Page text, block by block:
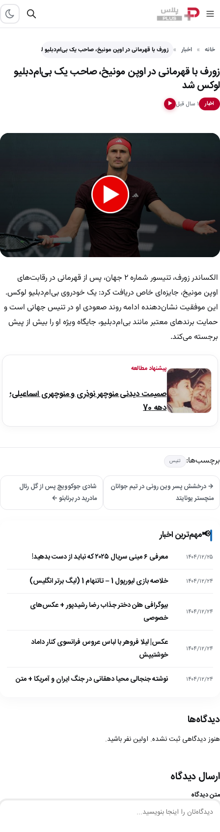
خانه اخبار زورف با قهرمانی در اوپن مونیخ، صاحب یک بی‌ام‌دبلیو لوکس…
زورف با قهرمانی در اوپن مونیخ، صاحب یک بی‌ام‌دبلیو
لوکس شد
اخبار ۱ سال قبل ▶
minute,
12
seconds
الکساندر زورف، تنیسور شماره ۲ جهان، پس از قهرمانی در رقابت‌های
اوپن مونیخ، جایزه‌ای خاص دریافت کرد: یک خودروی بی‌ام‌دبلیو لوکس.
این موفقیت نشان‌دهنده ادامه روند صعودی او در تنیس جهانی است و
حمایت برندهای معتبر مانند بی‌ام‌دبلیو، جایگاه ویژه او را بیش از پیش
برجسته می‌کند.
پیشنهاد مطالعه
صمیمت دیدنی منوچهر نوذری و منوچهری اسماعیلی؛
دهه 70
برچسب‌ها: تنیس
→ درخشش پسر وین رونی در تیم جوانان
منچستر یونایتد
شادی جوکوویچ پس از گل رئال
مادرید در برنابئو ←
📢مهم‌ترین اخبار
۱۴۰۴/۱۲/۲۵ معرفی ۶ مینی سریال ۲۰۲۵ که نباید از دست بدهید!
۱۴۰۴/۱۲/۲۴ خلاصه بازی لیورپول 1 – تاتنهام 1 (لیگ برتر انگلیس)
۱۴۰۴/۱۲/۲۴
بیوگرافی هلن دختر جذاب رضا رشیدپور + عکس‌های
خصوصی
۱۴۰۴/۱۲/۲۴
عکس| لیلا فروهر با لباس عروس فرانسوی کنار داماد
خوشتیپش
۱۴۰۴/۱۲/۲۴ نوشته جنجالی محیا دهقانی در جنگ ایران و آمریکا + متن
دیدگاه‌ها
هنوز دیدگاهی ثبت نشده. اولین نفر باشید.
ارسال دیدگاه
متن دیدگاه